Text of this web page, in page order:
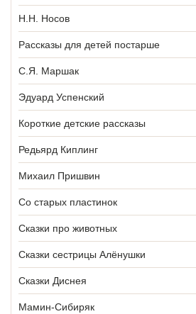
Н.Н. Носов
Рассказы для детей постарше
С.Я. Маршак
Эдуард Успенский
Короткие детские рассказы
Редьярд Киплинг
Михаил Пришвин
Со старых пластинок
Сказки про животных
Сказки сестрицы Алёнушки
Сказки Диснея
Мамин-Сибиряк